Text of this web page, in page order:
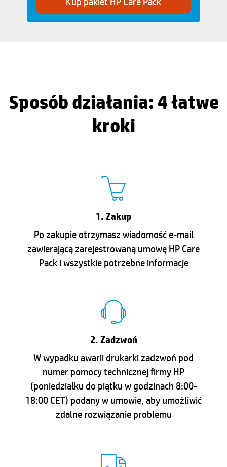
Sposób działania: 4 łatwe
kroki
1. Zakup
Po zakupie otrzymasz wiadomość e-mail
zawierającą zarejestrowaną umowę HP Care
Pack i wszystkie potrzebne informacje
2. Zadzwoń
W wypadku awarii drukarki zadzwoń pod
numer pomocy technicznej firmy HP
(poniedziałku do piątku w godzinach 8:00-
18:00 CET) podany w umowie, aby umożliwić
zdalne rozwiązanie problemu